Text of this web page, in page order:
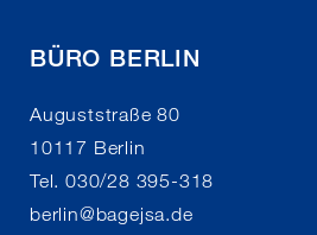
BÜRO BERLIN
Auguststraße 80
10117 Berlin
Tel. 030/28 395-318
berlin@bagejsa.de